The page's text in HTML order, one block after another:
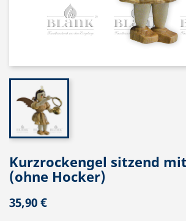
Kurzrockengel sitzend
(ohne Hocker)
35,90 €